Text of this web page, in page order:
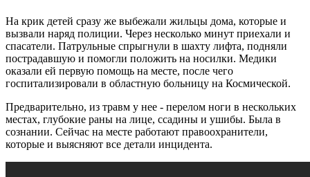
На крик детей сразу же выбежали жильцы дома, которые и
вызвали наряд полиции. Через несколько минут приехали и
спасатели. Патрульные спрыгнули в шахту лифта, подняли
пострадавшую и помогли положить на носилки. Медики
оказали ей первую помощь на месте, после чего
госпитализировали в областную больницу на Космической.
Предварительно, из травм у нее - перелом ноги в нескольких
местах, глубокие раны на лице, ссадины и ушибы. Была в
сознании. Сейчас на месте работают правоохранители,
которые и выясняют все детали инцидента.